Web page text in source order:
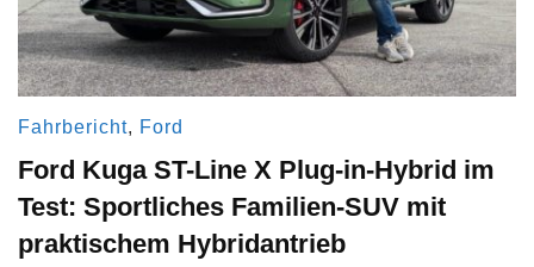
Fahrbericht, Ford
Ford Kuga ST-Line X Plug-in-Hybrid im
Test: Sportliches Familien-SUV mit
praktischem Hybridantrieb